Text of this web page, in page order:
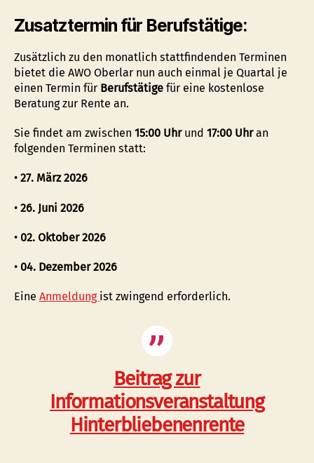
Zusatztermin für Berufstätige:
Zusätzlich zu den monatlich stattfindenden Terminen
bietet die AWO Oberlar nun auch einmal je Quartal je
einen Termin für Berufstätige für eine kostenlose
Beratung zur Rente an.
Sie findet am zwischen 15:00 Uhrund 17:00 Uhran
folgenden Terminen statt:
• 27. März 2026
• 26. Juni 2026
• 02. Oktober 2026
• 04. Dezember 2026
Eine Anmeldung ist zwingend erforderlich.
Beitrag zur
Informationsveranstaltung
Hinterbliebenenrente